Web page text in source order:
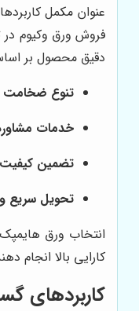
عنوان مکمل
فروش ورق وکیوم در
دقیق محصول بر
تنوع ضخامت
خدمات
تضمین کیفیت
تحویل سریع
انتخاب ورق
کارایی بالا انجام
کاربردهای